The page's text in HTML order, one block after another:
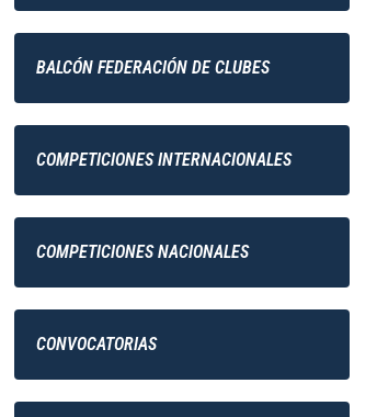
BALCÓN FEDERACIÓN DE CLUBES
COMPETICIONES INTERNACIONALES
COMPETICIONES NACIONALES
CONVOCATORIAS